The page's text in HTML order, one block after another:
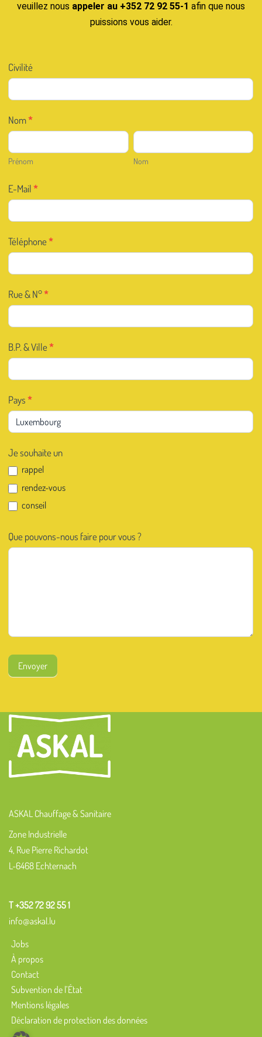
veuillez nous appeler au +352 72 92 55-1 afin que nous
puissions vous aider.
Contact
FR
Civilité
Nom*
Prénom
Prénom
Nom
Nom
E-Mail*
Téléphone*
Rue & N°*
B.P. & Ville*
Pays*
Je souhaite un
rappel
rendez-vous
conseil
Que pouvons-nous faire pour vous ?
Envoyer
ASKAL Chauffage & Sanitaire
Zone Industrielle
4, Rue Pierre Richardot
L-6468 Echternach
T +352 72 92 55 1
info@askal.lu
Jobs
À propos
Contact
Subvention de l’État
Mentions légales
Déclaration de protection des données